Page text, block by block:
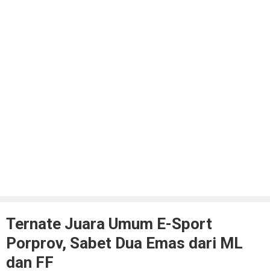
Ternate Juara Umum E-Sport
Porprov, Sabet Dua Emas dari ML
dan FF